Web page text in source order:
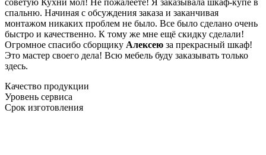
спальню. Начиная с обсуждения заказа и заканчивая
монтажом никаких проблем не было. Все было сделано очень
быстро и качественно. К тому же мне ещё скидку сделали!
Огромное спасибо сборщику Алексею за прекрасный шкаф!
Это мастер своего дела! Всю мебель буду заказывать только
здесь.
Качество продукции
Уровень сервиса
Срок изготовления